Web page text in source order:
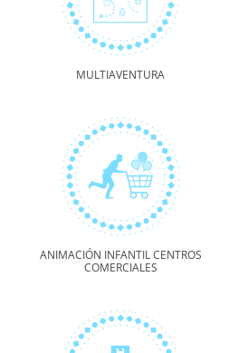
MULTIAVENTURA
ANIMACIÓN INFANTIL CENTROS
COMERCIALES